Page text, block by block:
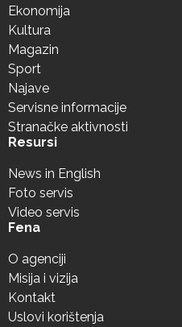
Ekonomija
Kultura
Magazin
Sport
Najave
Servisne informacije
Stranačke aktivnosti
Resursi
News in English
Foto servis
Video servis
Fena
O agenciji
Misija i vizija
Kontakt
Uslovi korištenja